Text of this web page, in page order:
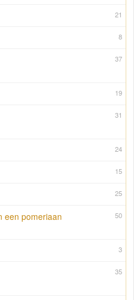
21
8
37
19
31
24
15
25
50
een pomeriaan
3
35